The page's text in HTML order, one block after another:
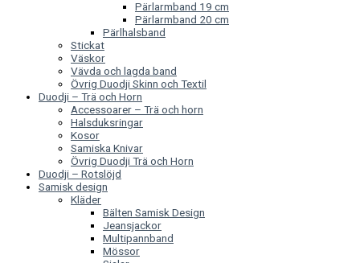
Pärlarmband 19 cm
Pärlarmband 20 cm
Pärlhalsband
Stickat
Väskor
Vävda och lagda band
Övrig Duodji Skinn och Textil
Duodji – Trä och Horn
Accessoarer – Trä och horn
Halsduksringar
Kosor
Samiska Knivar
Övrig Duodji Trä och Horn
Duodji – Rotslöjd
Samisk design
Kläder
Bälten Samisk Design
Jeansjackor
Multipannband
Mössor